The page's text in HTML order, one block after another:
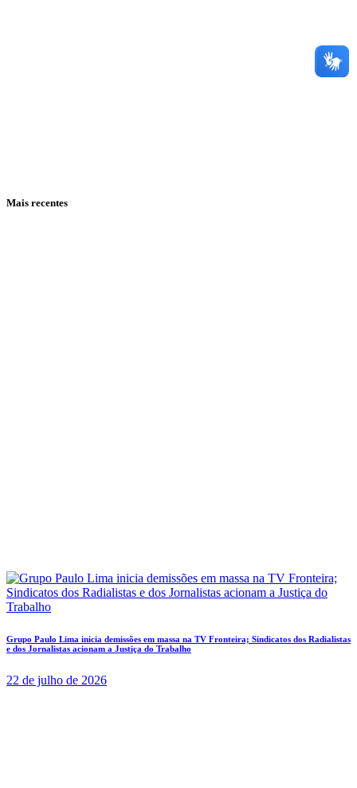
Mais recentes
Grupo Paulo Lima inicia demissões em massa na TV Fronteira; Sindicatos dos Radialistas
e dos Jornalistas acionam a Justiça do Trabalho
22 de julho de 2026